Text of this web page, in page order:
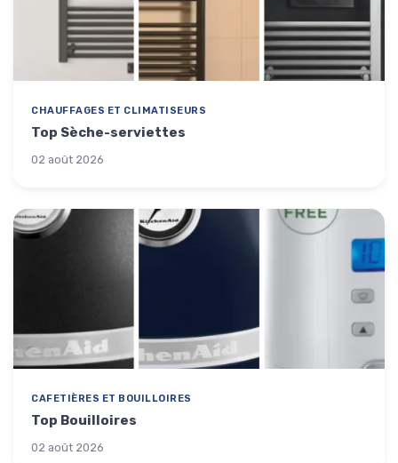
CHAUFFAGES ET CLIMATISEURS
Top Sèche-serviettes
02 août 2026
CAFETIÈRES ET BOUILLOIRES
Top Bouilloires
02 août 2026